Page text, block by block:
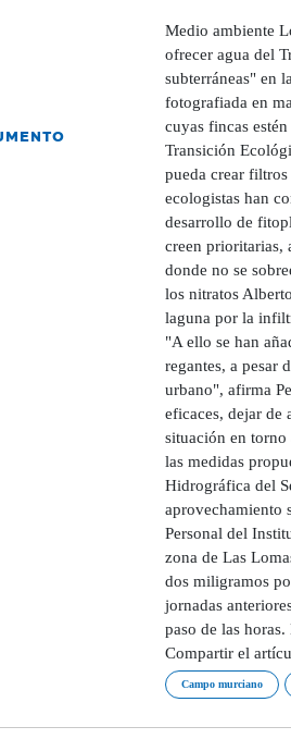
Medio ambiente
ofrecer agua del
subterráneas" en
fotografiada en
cuyas fincas
Transición
pueda crear
ecologistas han
desarrollo de
creen prioritarias,
donde no se
los nitratos
laguna por la
"A ello se han
regantes, a pesar
urbano", afirma
eficaces, dejar de
situación en
las medidas
Hidrográfica del
aprovechamiento
Personal del
zona de Las
dos miligramos
jornadas
paso de las
Compartir el
Campo murciano